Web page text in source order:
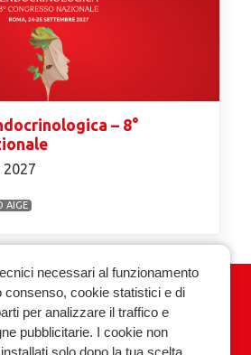
– 8°
2027
AIGE
Associazione Italiana Ginecologia
Endocrinologica
necessari al funzionamento
consenso, cookie statistici e di
per analizzare il traffico e
pubblicitarie. I cookie non
solo dopo la tua scelta.